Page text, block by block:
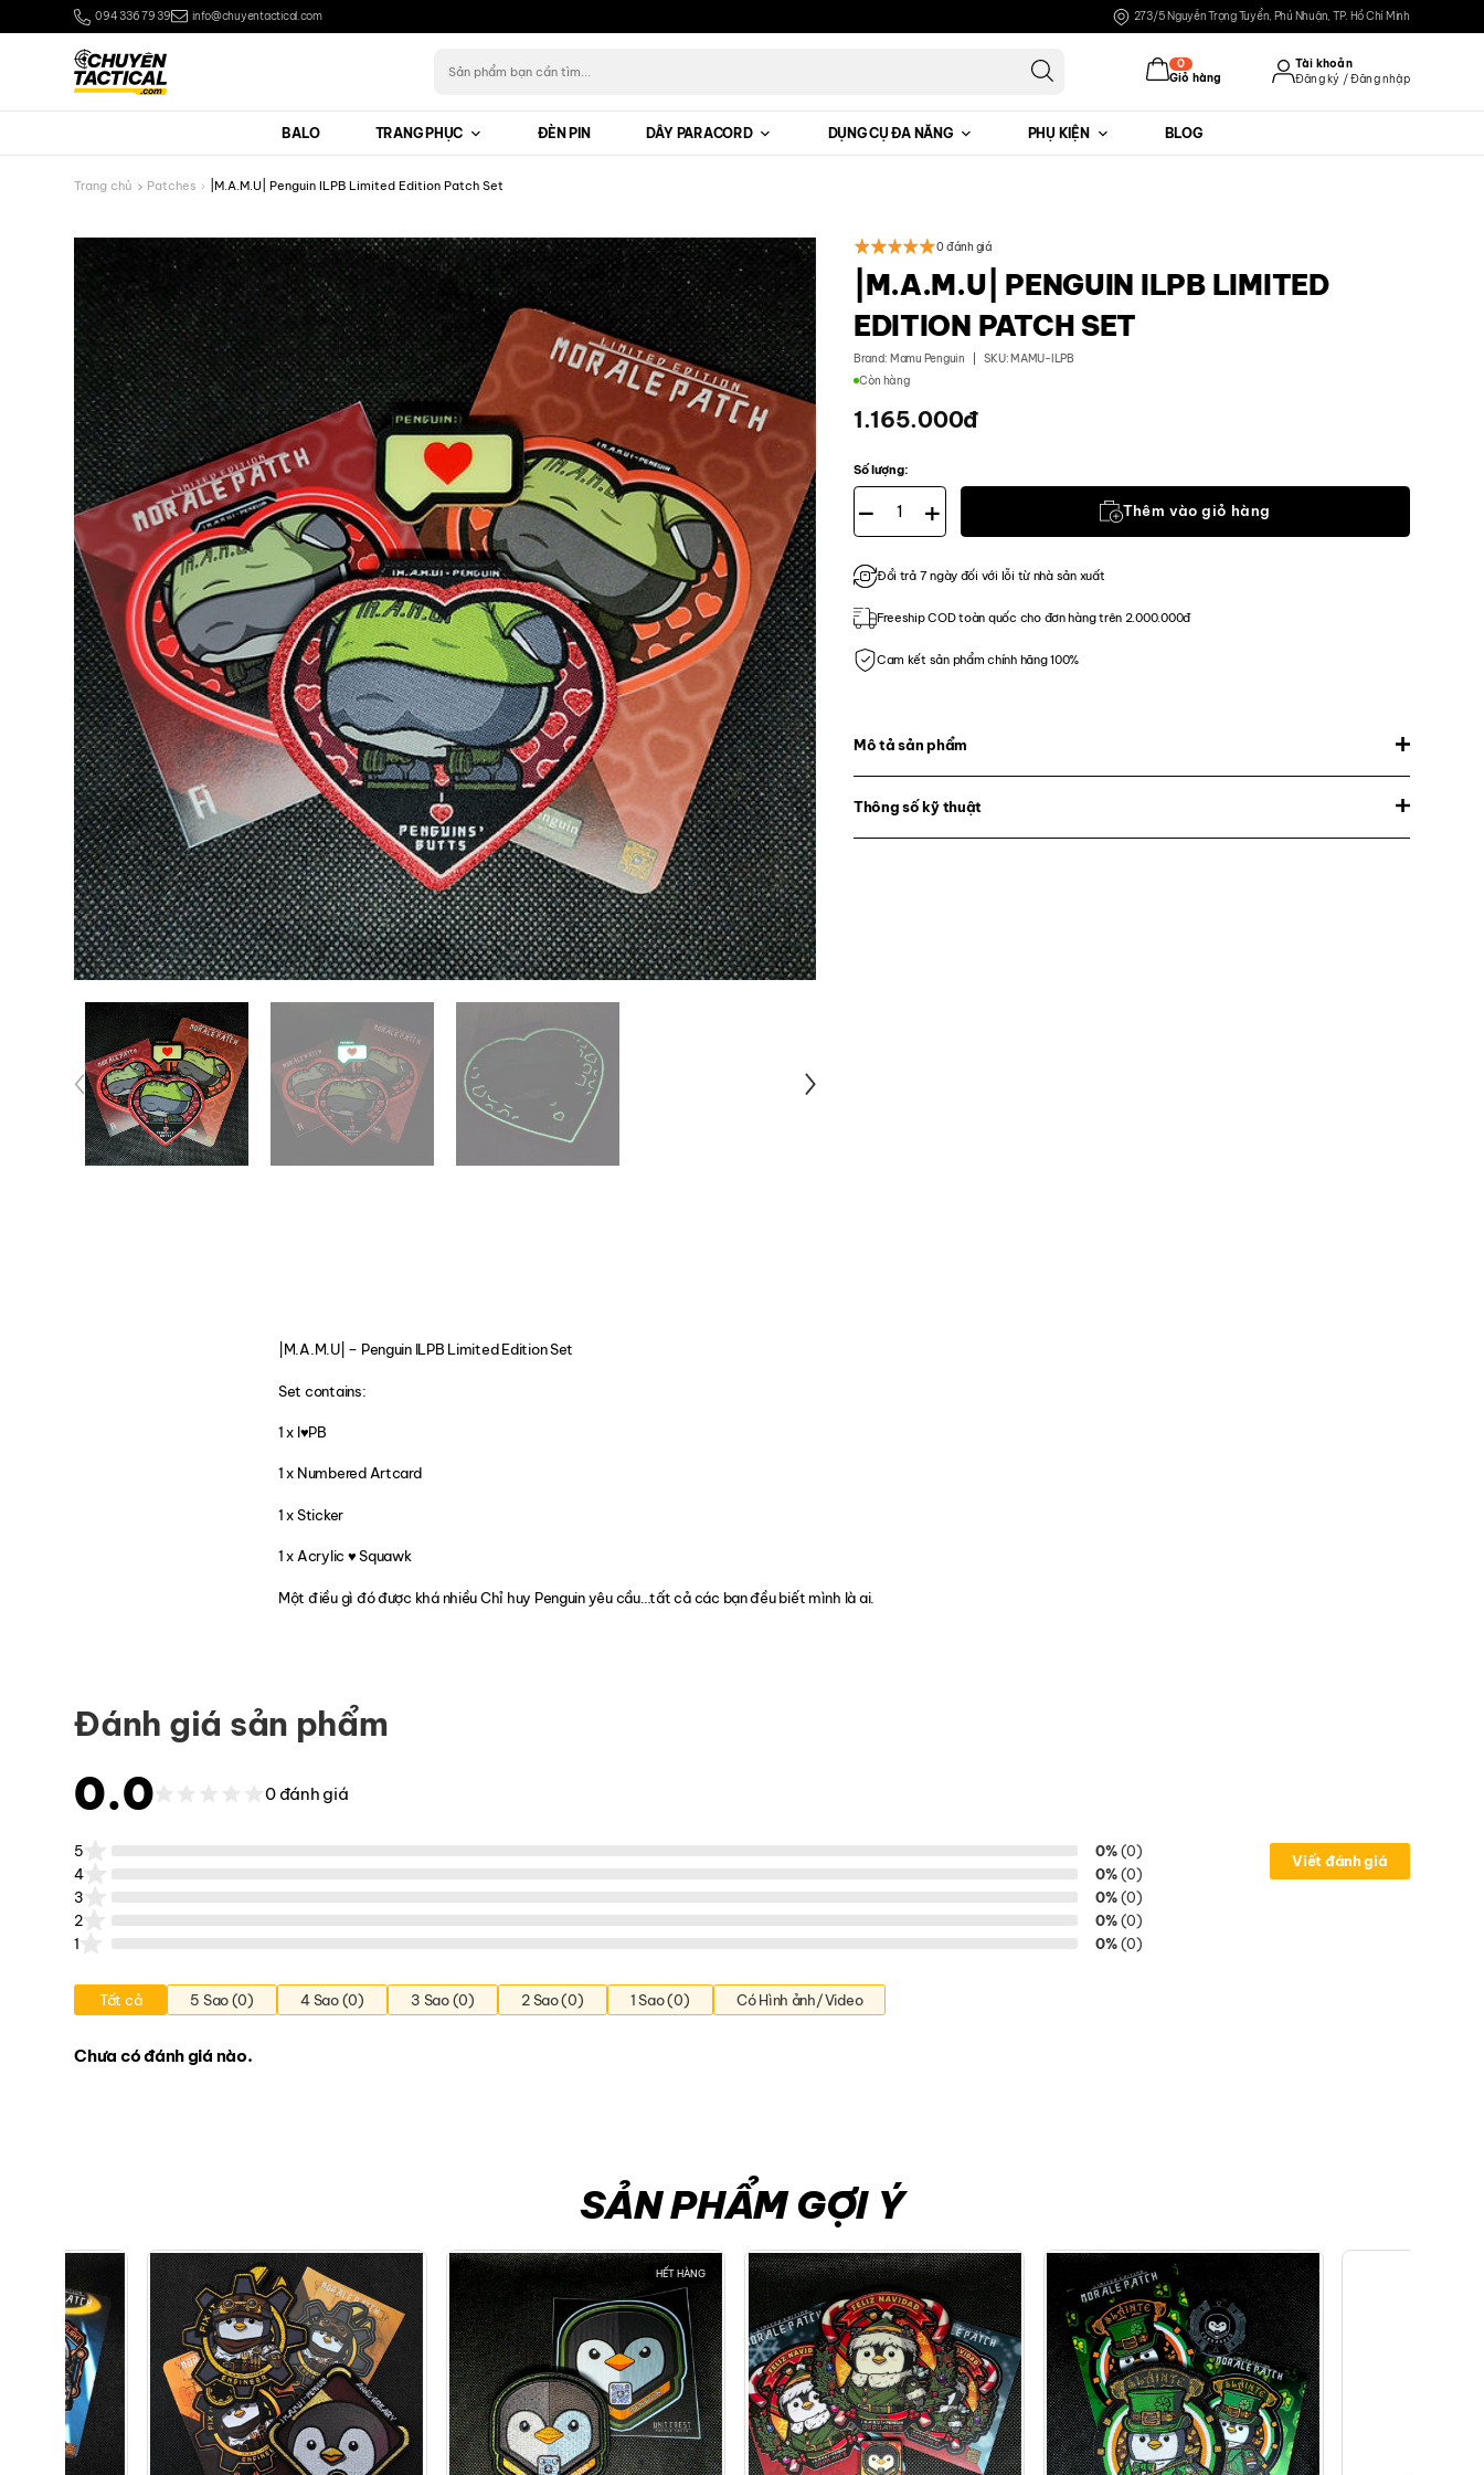
qua
094 336 79 39 info@chuyentactical.com 273/5 Nguyễn Trọng Tuyển, Phú Nhuận, TP. Hồ Chí Minh
kiếm:
0
Giỏ hàng
Tài khoản
Đăng ký / Đăng nhập
BALO TRANG PHỤC ĐÈN PIN DÂY PARACORD DỤNG CỤ ĐA NĂNG PHỤ KIỆN BLOG
Trang chủ Patches |M.A.M.U| Penguin ILPB Limited Edition Patch Set
0 đánh giá
|M.A.M.U| PENGUIN ILPB LIMITED
EDITION PATCH SET
Brand: Mamu Penguin
SKU: MAMU-ILPB
Còn hàng
1.165.000đ
Số lượng:
|M.A.M.U| Penguin ILPB Limited Edition Patch Set số lượng
Thêm vào giỏ hàng
Đổi trả 7 ngày đối với lỗi từ nhà sản xuất
Freeship COD toàn quốc cho đơn hàng trên 2.000.000đ
Cam kết sản phẩm chính hãng 100%
Mô tả sản phẩm
Thông số kỹ thuật
|M.A.M.U| – Penguin ILPB Limited Edition Set
Set contains:
1 x I♥️PB
1 x Numbered Artcard
1 x Sticker
1 x Acrylic ♥️ Squawk
Một điều gì đó được khá nhiều Chỉ huy Penguin yêu cầu…tất cả các bạn đều biết mình là ai.
Đánh giá sản phẩm
0.0 0 đánh giá
5 0%(0)
4
0%(0)
3
0%(0)
2
0%(0)
1
0%(0)
Viết đánh giá
Tất cả 5 Sao (0) 4 Sao (0) 3 Sao (0) 2 Sao (0) 1 Sao (0) Có Hình ảnh/Video
Chưa có đánh giá nào.
SẢN PHẨM GỢI Ý